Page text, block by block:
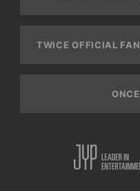
TWICE OFFICIAL